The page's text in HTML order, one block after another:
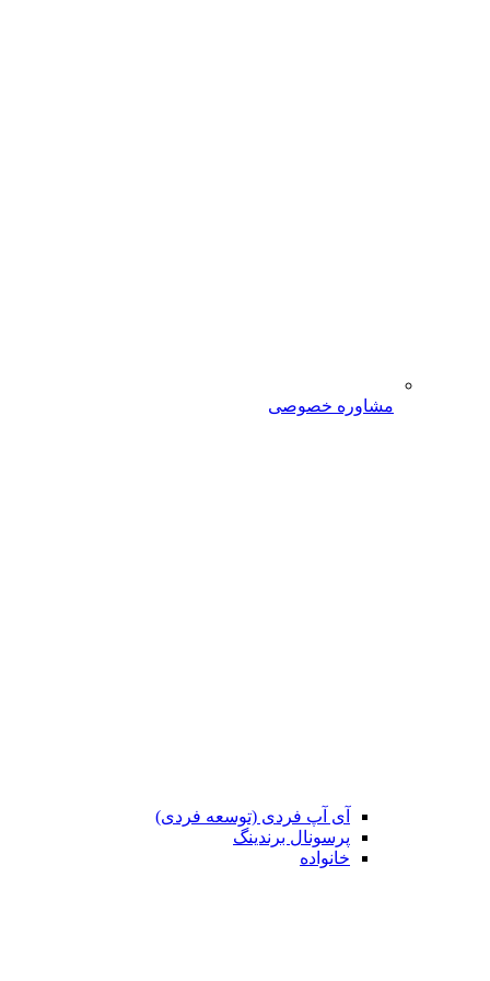
مشاوره خصوصی
آی آپ فردی (توسعه فردی)
پرسونال برندینگ
خانواده